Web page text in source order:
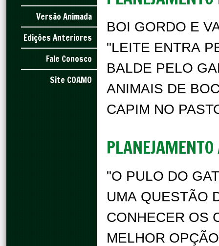
Versão Animada
Edições Anteriores
Fale Conosco
Site COAMO
BOI GORDO E
"LEITE ENTRA
BALDE PELO
ANIMAIS DE
CAPIM NO
"O PULO DO
UMA QUESTÃO
CONHECER OS
MELHOR